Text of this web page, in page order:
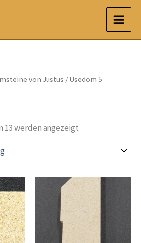
von Justus / Usedom 5
13 werden angezeigt